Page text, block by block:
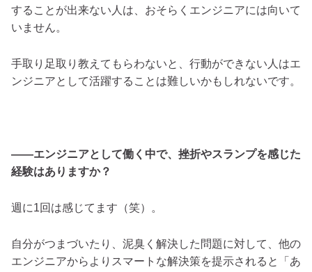
することが出来ない人は、おそらくエンジニアには向いて
いません。
手取り足取り教えてもらわないと、行動ができない人はエ
ンジニアとして活躍することは難しいかもしれないです。
――エンジニアとして働く中で、挫折やスランプを感じた
経験はありますか？
週に1回は感じてます（笑）。
自分がつまづいたり、泥臭く解決した問題に対して、他の
エンジニアからよりスマートな解決策を提示されると「あ